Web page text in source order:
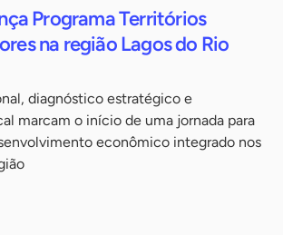
Notícias
Programa Territórios
na região Lagos do Rio
diagnóstico estratégico e
marcam o início de uma jornada para
econômico integrado nos